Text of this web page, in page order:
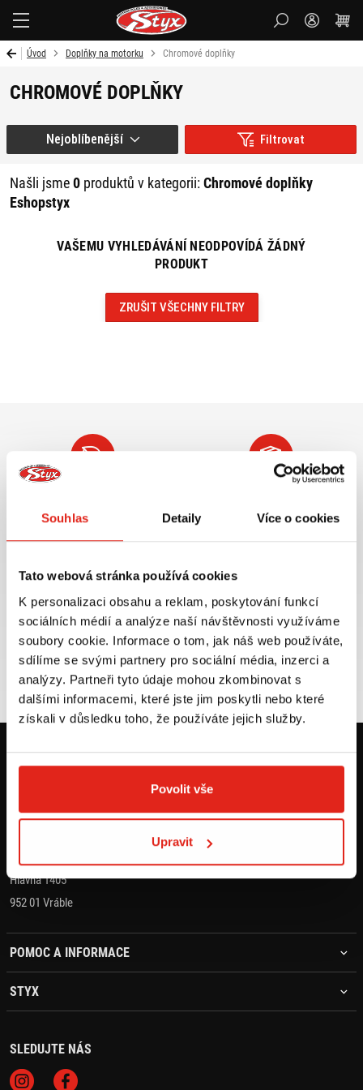
Souhlas Detaily Více o cookies
Tato webová stránka používá cookies
K personalizaci obsahu a reklam, poskytování funkcí
sociálních médií a analýze naší návštěvnosti využíváme
soubory cookie. Informace o tom, jak náš web používáte,
sdílíme se svými partnery pro sociální média, inzerci a
analýzy. Partneři tyto údaje mohou zkombinovat s
dalšími informacemi, které jste jim poskytli nebo které
získali v důsledku toho, že používáte jejich služby.
Povolit vše
Upravit
Úvod Doplňky na motorku Chromové doplňky
CHROMOVÉ DOPLŇKY
Filtrovat
Našli jsme0 produktů v kategorii:Chromové doplňky
Eshopstyx
Nejoblíbenější
VAŠEMU VYHLEDÁVÁNÍ NEODPOVÍDÁ ŽÁDNÝ
PRODUKT
ZRUŠIT VŠECHNY FILTRY
příslušenství ihned k
objednávky nad 2499 kč v
Zboží SKLADEM
expedujeme do 24 hod.
VÍCE INFO
Výměna velikosti ZDARMA
do 30 dnů
VÍCE INFO
KONTAKT
objednavky@styx.sk
Hlavná 1405
952 01 Vráble
POMOC A INFORMACE
STYX
SLEDUJTE NÁS